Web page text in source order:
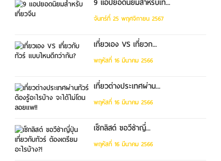
จันทร์ที่ 25 พฤศจิกายน 2567
เที่ยวเอง VS เที่ยวก...
พฤหัสที่ 16 มีนาคม 2566
เที่ยวต่างประเทศผ่าน...
พฤหัสที่ 16 มีนาคม 2566
เช็กลิสต์ ขอวีซ่าญี่...
พฤหัสที่ 16 มีนาคม 2566